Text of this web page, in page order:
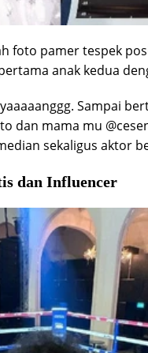
foto pamer tespek
anak kedua
Sampai
dan mama mu
sekaligus aktor
dan Influencer